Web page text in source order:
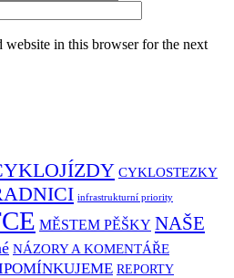
website in this browser for the next
CYKLOSTEZKY
infrastrukturní priority
MĚSTEM PĚŠKY NAŠE
NÁZORY A KOMENTÁŘE
REPORTY